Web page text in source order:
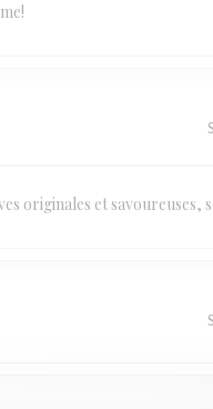
originales et savoureuses,